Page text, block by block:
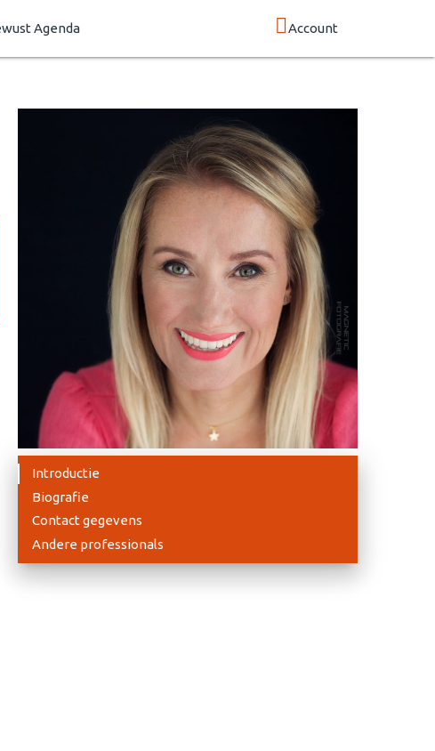
Agenda Account
Introductie
Biografie
Contact gegevens
Andere professionals